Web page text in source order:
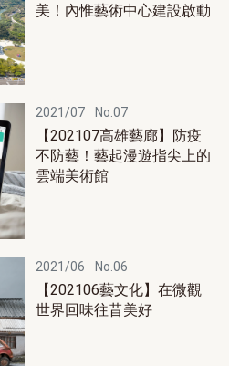
美！內惟藝術中心建設啟動
2021/07 No.07
【202107高雄藝廊】防疫
不防藝！藝起漫遊指尖上的
雲端美術館
2021/06 No.06
【202106藝文化】在微觀
世界回味往昔美好